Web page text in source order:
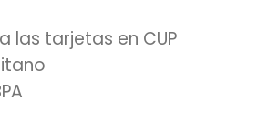
las tarjetas en CUP